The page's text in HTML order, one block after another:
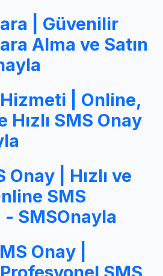
| Güvenilir
Alma ve Satın
| Online,
Hızlı SMS Onay
Onay | Hızlı ve
SMS
SMSOnayla
Onay |